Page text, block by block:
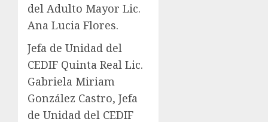
del Adulto Mayor Lic.
Ana Lucia Flores.
Jefa de Unidad del
CEDIF Quinta Real Lic.
Gabriela Miriam
González Castro, Jefa
de Unidad del CEDIF